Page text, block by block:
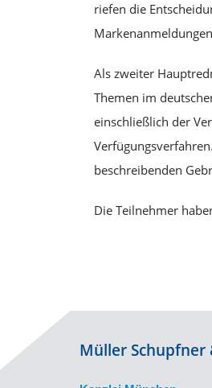
riefen die
Als zweiter
Themen im
einschließlich der
beschreibenden
Die Teilnehmer
Müller Schupfner